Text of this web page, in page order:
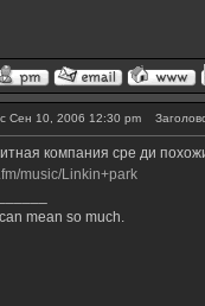
Сен 10, 2006 12:30 pm
компания сре ди
music/Linkin+park
mean so much.